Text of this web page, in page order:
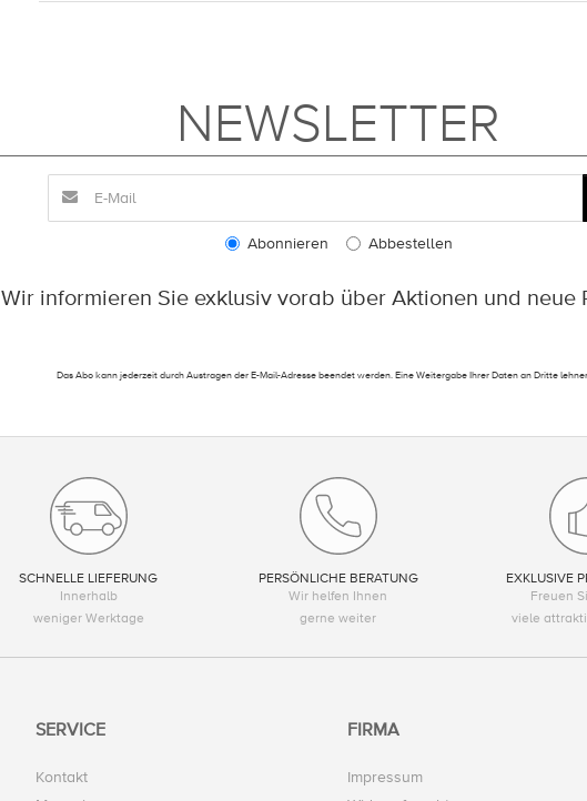
NEWSLETTER
Abonnieren Abbestellen
Wir informieren Sie exklusiv vorab über Aktionen und neue
Das Abo kann jederzeit durch Austragen der E-Mail-Adresse beendet werden. Eine Weitergabe Ihrer Daten an Dritte
SCHNELLE LIEFERUNG
Innerhalb
weniger Werktage
PERSÖNLICHE BERATUNG
Wir helfen Ihnen
gerne weiter
EXKLUSIVE
Freuen
viele
SERVICE
Kontakt
FIRMA
Impressum